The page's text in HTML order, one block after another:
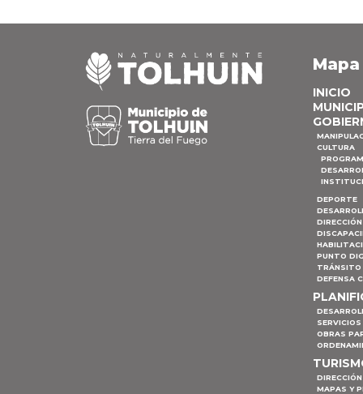
INICIO
CULTURA
DEPORTE
PUNTO
TRÁNSITO
DEFENSA
OBRAS
MAPAS Y